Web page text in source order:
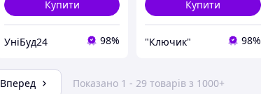
Купити
УніБуд24 98%
Купити
"Ключик" 98%
Вперед Показано 1 - 29 товарів з 1000+